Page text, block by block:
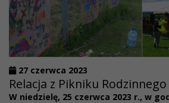
27 czerwca 2023
Relacja z Pikniku
W niedzielę, 25 czerwca 2023 r., w